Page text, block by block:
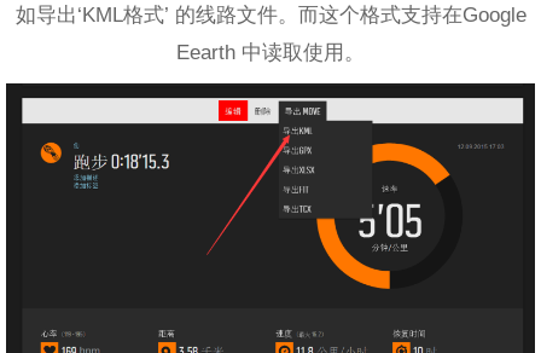
如导出‘KML格式’ 的线路文件。而这个格式支持在Google
Eearth 中读取使用。